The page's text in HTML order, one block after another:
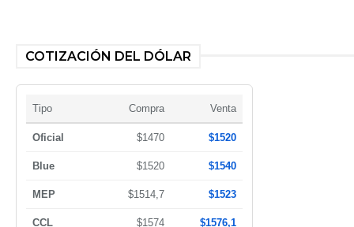
COTIZACIÓN DEL DÓLAR
Tipo Compra Venta
Oficial $1470 $1520
Blue $1520 $1540
MEP $1514,7 $1523
CCL $1574 $1576,1